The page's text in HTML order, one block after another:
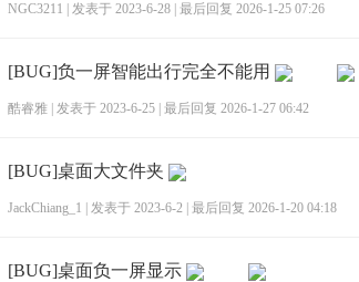
NGC3211 发表于 2023-6-28 最后回复 2026-1-25 07:26
[BUG]负一屏智能出行完全不能用
酷睿雅 发表于 2023-6-25 最后回复 2026-1-27 06:42
[BUG]桌面大文件夹
JackChiang_1 发表于 2023-6-2 最后回复 2026-1-20 04:18
[BUG]桌面负一屏显示